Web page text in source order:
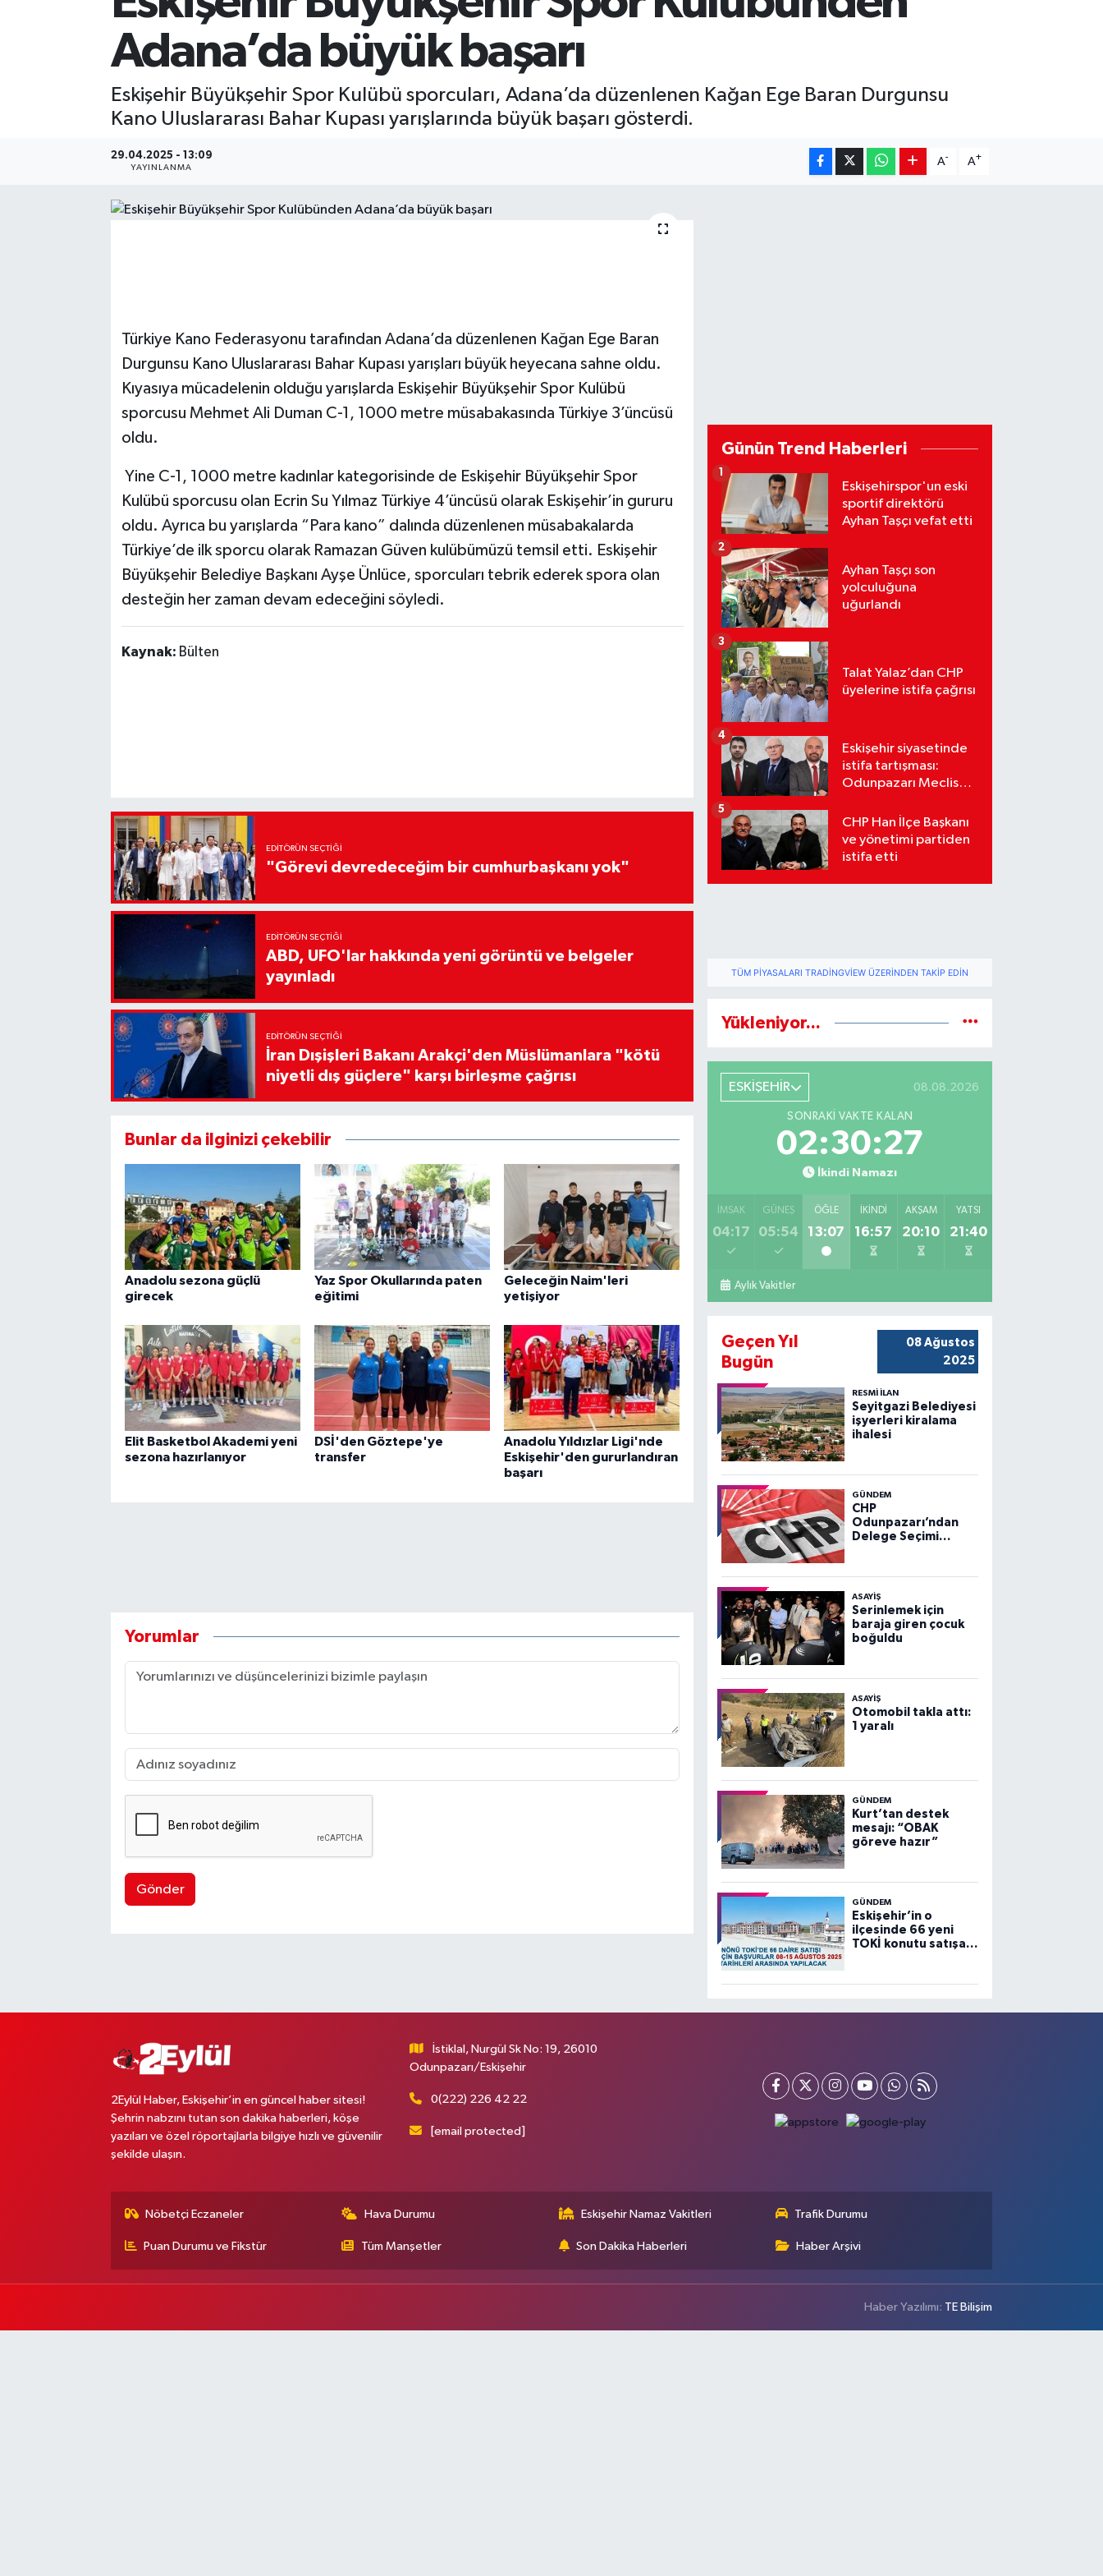
Adana’da büyük başarı
Eskişehir Büyükşehir Spor Kulübü sporcuları, Adana’da düzenlenen Kağan Ege Baran Durgunsu
Kano Uluslararası Bahar Kupası yarışlarında büyük başarı gösterdi.
29.04.2025 - 13:09
YAYINLANMA
A- A+
Türkiye Kano Federasyonu tarafından Adana’da düzenlenen Kağan Ege Baran
Durgunsu Kano Uluslararası Bahar Kupası yarışları büyük heyecana sahne oldu.
Kıyasıya mücadelenin olduğu yarışlarda Eskişehir Büyükşehir Spor Kulübü
sporcusu Mehmet Ali Duman C-1, 1000 metre müsabakasında Türkiye 3’üncüsü
oldu.
Yine C-1, 1000 metre kadınlar kategorisinde de Eskişehir Büyükşehir Spor
Kulübü sporcusu olan Ecrin Su Yılmaz Türkiye 4’üncüsü olarak Eskişehir’in gururu
oldu. Ayrıca bu yarışlarda “Para kano” dalında düzenlenen müsabakalarda
Türkiye’de ilk sporcu olarak Ramazan Güven kulübümüzü temsil etti. Eskişehir
Büyükşehir Belediye Başkanı Ayşe Ünlüce, sporcuları tebrik ederek spora olan
desteğin her zaman devam edeceğini söyledi.
Kaynak: Bülten
EDITÖRÜN SEÇTIĞI
"Görevi devredeceğim bir cumhurbaşkanı yok"
EDITÖRÜN SEÇTIĞI
ABD, UFO'lar hakkında yeni görüntü ve belgeler
yayınladı
EDITÖRÜN SEÇTIĞI
İran Dışişleri Bakanı Arakçi'den Müslümanlara "kötü
niyetli dış güçlere" karşı birleşme çağrısı
Bunlar da ilginizi çekebilir
Anadolu sezona güçlü
girecek
Yaz Spor Okullarında paten
eğitimi
Geleceğin Naim'leri
yetişiyor
Elit Basketbol Akademi yeni
sezona hazırlanıyor
DSİ'den Göztepe'ye
transfer
Anadolu Yıldızlar Ligi'nde
Eskişehir'den gururlandıran
başarı
Yorumlar
Gönder
Günün Trend Haberleri
Eskişehirspor'un eski
sportif direktörü
Ayhan Taşçı vefat etti
Ayhan Taşçı son
yolculuğuna
uğurlandı
2
Talat Yalaz’dan CHP
üyelerine istifa çağrısı
3
Eskişehir siyasetinde
istifa tartışması:
Odunpazarı Meclis
medyada karşı karşıya
geldi
4
CHP Han İlçe Başkanı
ve yönetimi partiden
istifa etti
5
TÜM PIYASALARI TRADINGVIEW ÜZERINDEN TAKIP EDIN
Yükleniyor...
ESKİŞEHİR 08.08.2026
SONRAKI VAKTE KALAN
02:30:26
İkindi Namazı
İMSAK
04:17
GÜNEŞ
05:54
ÖĞLE
13:07
İKINDI
16:57
AKŞAM
20:10
YATSI
21:40
Aylık Vakitler
Geçen Yıl
Bugün
08 Ağustos
2025
RESMİ İLAN
Seyitgazi Belediyesi
işyerleri kiralama
ihalesi
GÜNDEM
CHP
Odunpazarı’ndan
Delege Seçimi
ASAYİŞ
Serinlemek için
baraja giren çocuk
boğuldu
ASAYİŞ
Otomobil takla attı:
1 yaralı
GÜNDEM
Kurt’tan destek
mesajı: “OBAK
göreve hazır”
GÜNDEM
Eskişehir’in o
ilçesinde 66 yeni
TOKİ konutu satışa
2Eylül Haber, Eskişehir’in en güncel haber sitesi!
Şehrin nabzını tutan son dakika haberleri, köşe
yazıları ve özel röportajlarla bilgiye hızlı ve güvenilir
şekilde ulaşın.
İstiklal, Nurgül Sk No: 19, 26010
Odunpazarı/Eskişehir
0(222) 226 42 22
[email protected]
Nöbetçi Eczaneler Hava Durumu Eskişehir Namaz Vakitleri Trafik Durumu
Puan Durumu ve Fikstür Tüm Manşetler Son Dakika Haberleri Haber Arşivi
Haber Yazılımı: TE Bilişim